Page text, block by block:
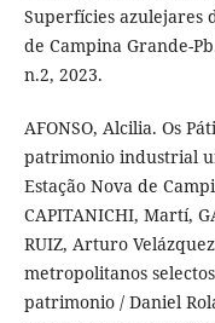
Superfícies
de Campina Grande-
n.2, 2023.
AFONSO, Alcilia. Os
patrimonio industrial
Estação Nova de
CAPITANICHI, Martí,
RUIZ, Arturo
metropolitanos
patrimonio / Daniel